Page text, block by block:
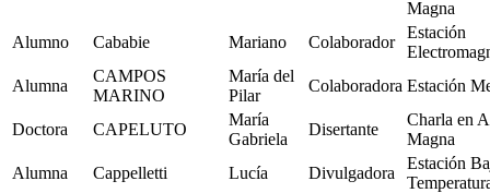
Magna
Alumno
Cababie Mariano Colaborador
Estación
Alumna
CAMPOS
MARINO
María del
Pilar
Colaboradora Estación
Doctora CAPELUTO
María
Gabriela
Disertante
Charla en
Magna
Alumna
Cappelletti Lucía Divulgadora
Estación